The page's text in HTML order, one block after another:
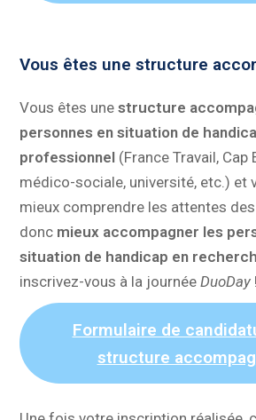
Vous êtes une structure
Vous êtes une structure
personnes en situation de
professionnel (France Travail,
médico-sociale, université, etc.) et
mieux comprendre les attentes
donc mieux accompagner les
situation de handicap en
inscrivez-vous à la journéeDuoDay !
Formulaire de
structure